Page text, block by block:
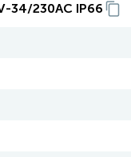
34/230AC IP66